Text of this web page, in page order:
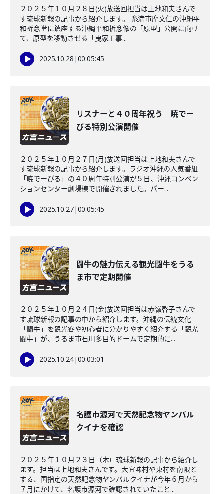
２０２５年１０月２８日(火)放送回担当は上地和夫さんで
す琉球新報の記事から紹介します。 糸満市摩文仁の沖縄平
和祈念堂に鎮座する沖縄平和祈念像の「原型」公開に向け
て、原型を移動させる「曳家工事...
2025.10.28 |00:05:45
リスナーと４０周年祝う 暁でー
びる特別公演開催
２０２５年１０月２７日(月)放送回担当は上地和夫さんで
す琉球新報の記事から紹介します。ラジオ沖縄の人気番組
「暁でーびる」の４０周年特別公演が５日、沖縄コンベン
ションセンター劇場棟で開催されました。パー...
2025.10.27|00:05:45
闘牛の魅力伝える観光闘牛をうる
ま市で定期開催
２０２５年１０月２４日(金)放送回担当は赤嶺啓子さんで
す琉球新報の記事の中から紹介します。沖縄の伝統文化
「闘牛」を観光客や初心者に分かりやすく紹介する「観光
闘牛」が、うるま市石川多目的ドームで定期的に...
2025.10.24|00:03:01
名護市源河で天然記念物ヤンバル
クイナを確認
２０２５年１０月２３日（木）琉球新報の記事から紹介し
ます。担当は上地和夫さんです。大宜味村や東村を南限と
する、国指定の天然記念物ヤンバルクイナが今年６月から
７月にかけて、名護市源河で確認されていたこと...